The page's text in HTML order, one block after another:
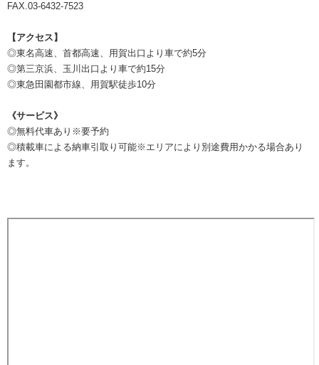
FAX.03-6432-7523
【アクセス】
◎東名高速、首都高速、用賀出口より車で約5分
◎第三京浜、玉川出口より車で約15分
◎東急田園都市線、用賀駅徒歩10分
《サービス》
◎無料代車あり※要予約
◎積載車による納車引取り可能※エリアにより別途費用かかる場合あり
ます。